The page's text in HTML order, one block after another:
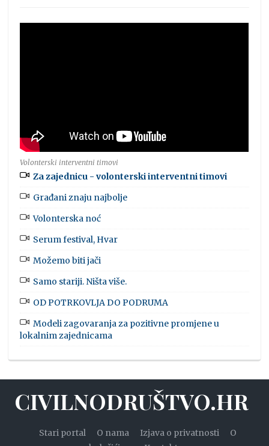
Volonterski interventni timovi
Za zajednicu - volonterski interventni timovi
Građani znaju najbolje
Volonterska noć
Serum festival, Hvar
Možemo biti jači
Samo stariji. Ništa više.
OD POTRKOVLJA DO PODRUMA
Modeli zagovaranja za pozitivne promjene u
lokalnim zajednicama
CIVILNODRUŠTVO.HR
Stari portal O nama Izjava o privatnosti
O